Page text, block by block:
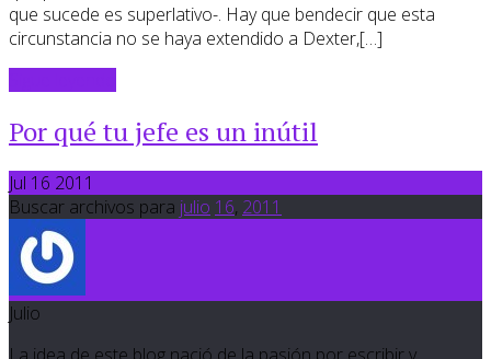
que sucede es superlativo-. Hay que bendecir que esta
circunstancia no se haya extendido a Dexter,[…]
Por qué tu jefe es un inútil
Jul 16 2011
Buscar archivos para julio 16, 2011
Julio
La idea de este blog nació de la pasión por escribir y